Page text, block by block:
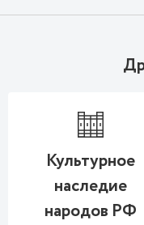
Культурное
наследие
народов РФ